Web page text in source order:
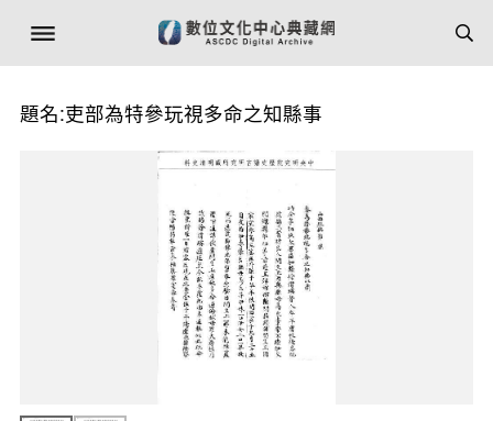
題名:吏部為特參玩視多命之知縣事